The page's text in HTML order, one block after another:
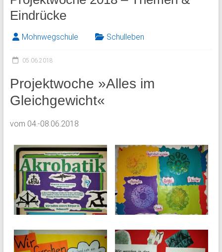
Eindrücke
Mohnwegschule Schulleben
05.06.2018
Projektwoche »Alles im
Gleichgewicht«
vom 04.-08.06.2018